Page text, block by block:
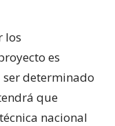
los
es
ser determinado
que
nacional